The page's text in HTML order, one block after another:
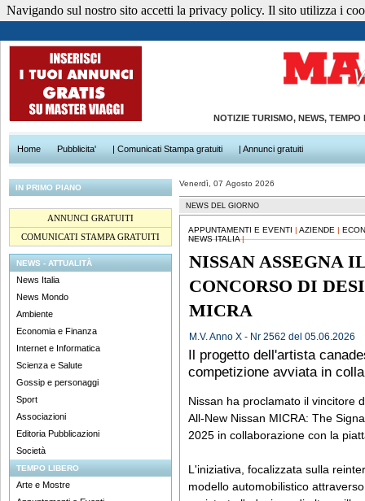
NOTIZIE TURISMO, NEWS,
Home Pubblicita' | Comunicati Stampa gratuiti | Annunci gratuiti
IN PRIMO PIANO
ANNUNCI GRATUITI
COMUNICATI STAMPA GRATUITI
NEWS - ATTUALITÀ
News Italia
News Mondo
Ambiente
Economia e Finanza
Internet e Informatica
Scienza e Salute
Gossip e personaggi
Sport
Associazioni
Editoria Pubblicazioni
Società
TEMPO LIBERO
Arte e Mostre
Venerdì, 07 Agosto 2026
NEWS DEL GIORNO
APPUNTAMENTI E EVENTI | AZIENDE |
NEWS ITALIA|
NISSAN ASSEGNA
CONCORSO DI
MICRA
M.V. Anno X - Nr 2562 del 05.06.2026
Il progetto dell'artista
competizione avviata in
Nissan ha proclamato il vincitore
All-New Nissan MICRA: The
2025 in collaborazione con la
L'iniziativa, focalizzata sulla
modello automobilistico
Navigando sul nostro sito accetti la privacy policy. Il sito utilizza i